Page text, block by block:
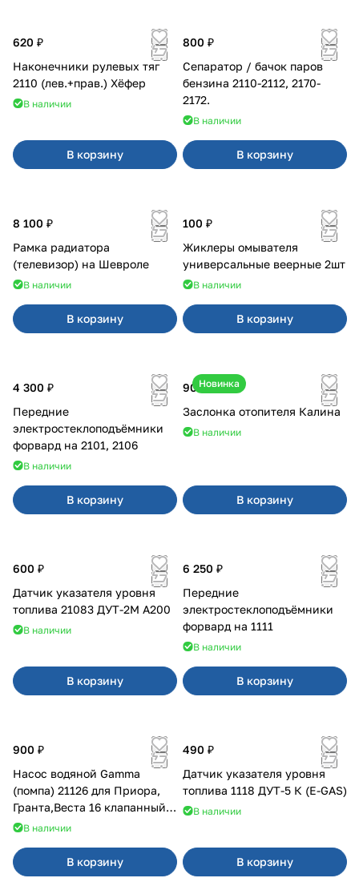
620 ₽
Наконечники рулевых тяг
2110 (лев.+прав.) Хёфер
В наличии
В корзину
800 ₽
Сепаратор / бачок паров
бензина 2110-2112, 2170-
2172.
В наличии
В корзину
8 100 ₽
Рамка радиатора
(телевизор) на Шевроле
В наличии
В корзину
100 ₽
Жиклеры омывателя
универсальные веерные 2шт
В наличии
В корзину
4 300 ₽
Передние
электростеклоподъёмники
форвард на 2101, 2106
В наличии
В корзину
Новинка
900 ₽
Заслонка отопителя Калина
В наличии
В корзину
600 ₽
Датчик указателя уровня
топлива 21083 ДУТ-2М А200
В наличии
В корзину
6 250 ₽
Передние
электростеклоподъёмники
форвард на 1111
В наличии
В корзину
900 ₽
Насос водяной Gamma
(помпа) 21126 для Приора,
Гранта,Веста 16 клапанный
двигатель.
В наличии
В корзину
490 ₽
Датчик указателя уровня
топлива 1118 ДУТ-5 К (E-GAS)
В наличии
В корзину